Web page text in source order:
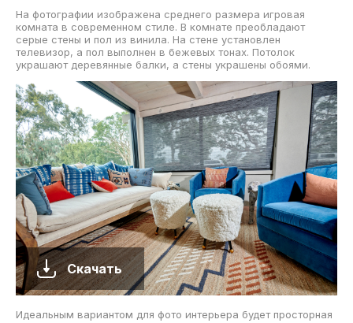
На фотографии изображена среднего размера игровая
комната в современном стиле. В комнате преобладают
серые стены и пол из винила. На стене установлен
телевизор, а пол выполнен в бежевых тонах. Потолок
украшают деревянные балки, а стены украшены обоями.
Скачать
Идеальным вариантом для фото интерьера будет просторная